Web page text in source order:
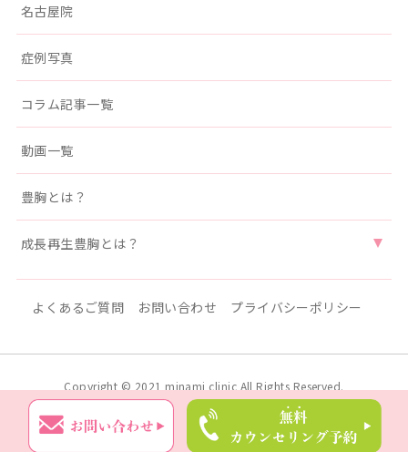
名古屋院
症例写真
コラム記事一覧
動画一覧
豊胸とは？
成長再生豊胸とは？
よくあるご質問 お問い合わせ プライバシーポリシー
Copyright © 2021 minami clinic All Rights Reserved.